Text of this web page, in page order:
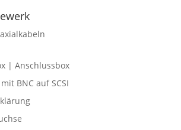
| Anschlussbox
BNC auf SCSI